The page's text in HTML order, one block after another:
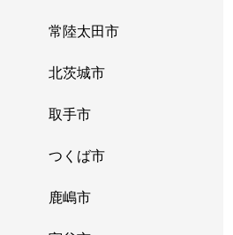
常陸太田市
北茨城市
取手市
つくば市
鹿嶋市